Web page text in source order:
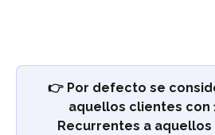
👉 Por defecto se
aquellos clientes con
Recurrentes a